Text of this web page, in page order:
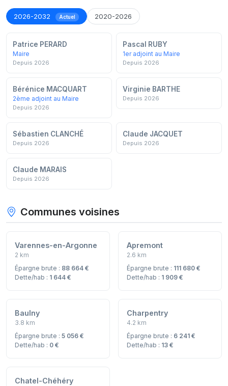
2026-2032 Actuel 2020-2026
Patrice PERARD
Maire
Depuis 2026
Pascal RUBY
1er adjoint au Maire
Depuis 2026
Bérénice MACQUART
2ème adjoint au Maire
Depuis 2026
Virginie BARTHE
Depuis 2026
Sébastien CLANCHÉ
Depuis 2026
Claude JACQUET
Depuis 2026
Claude MARAIS
Depuis 2026
Communes voisines
Varennes-en-Argonne
2 km
Épargne brute : 88 664 €
Dette/hab : 1 644 €
Apremont
2.6 km
Épargne brute : 111 680 €
Dette/hab : 1 909 €
Baulny
3.8 km
Épargne brute : 5 056 €
Dette/hab : 0 €
Charpentry
4.2 km
Épargne brute : 6 241 €
Dette/hab : 13 €
Chatel-Chéhéry